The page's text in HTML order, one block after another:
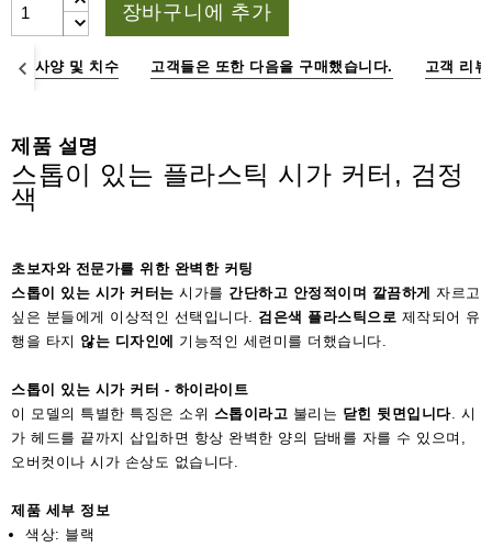
기
세
서
리
장바구니에 추가
사양 및 치수 고객들은 또한 다음을 구매했습니다. 고객 리뷰
제품 설명
스톱이 있는 플라스틱 시가 커터, 검정
색
초보자와 전문가를 위한 완벽한 커팅
스톱이 있는 시가 커터는 시가를 간단하고 안정적이며 깔끔하게 자르고
싶은 분들에게 이상적인 선택입니다. 검은색 플라스틱으로 제작되어 유
행을 타지 않는 디자인에 기능적인 세련미를 더했습니다.
스톱이 있는 시가 커터 - 하이라이트
이 모델의 특별한 특징은 소위 스톱이라고 불리는 닫힌 뒷면입니다. 시
가 헤드를 끝까지 삽입하면 항상 완벽한 양의 담배를 자를 수 있으며,
오버컷이나 시가 손상도 없습니다.
제품 세부 정보
색상: 블랙